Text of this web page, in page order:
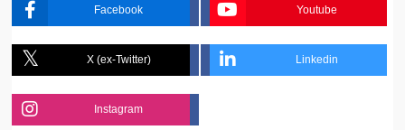
Facebook Youtube
X (ex-Twitter) Linkedin
Instagram